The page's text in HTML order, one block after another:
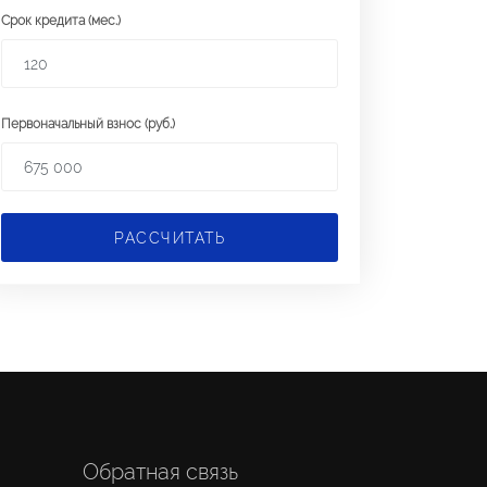
Срок кредита (мес.)
Первоначальный взнос (руб.)
РАССЧИТАТЬ
Обратная связь